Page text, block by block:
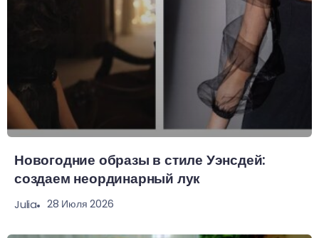
Новогодние образы в стиле Уэнсдей:
создаем неординарный лук
Julia 28 Июля 2026